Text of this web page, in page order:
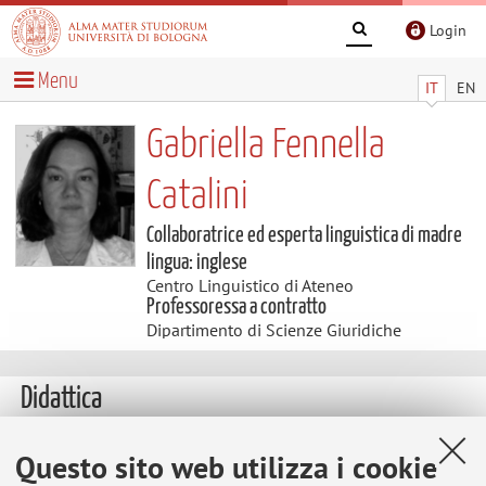
Questo sito web utilizza i cookie
Login
IT EN
Menu
Gabriella Fennella
Catalini
Collaboratrice ed esperta linguistica di madre
lingua: inglese
Centro Linguistico di Ateneo
Professoressa a contratto
Dipartimento di Scienze Giuridiche
Didattica